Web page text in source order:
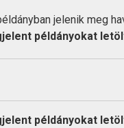
jelenik meg
példányokat
példányokat